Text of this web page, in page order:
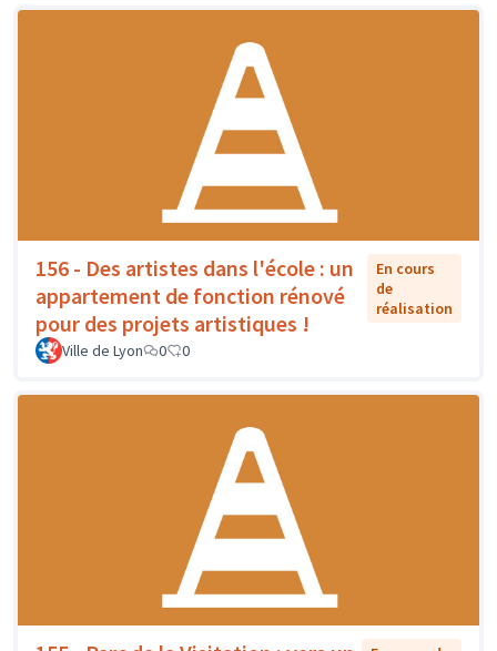
156 - Des artistes dans l'école : un
appartement de fonction rénové
pour des projets artistiques !
En cours
de
réalisation
Ville de Lyon 0 0